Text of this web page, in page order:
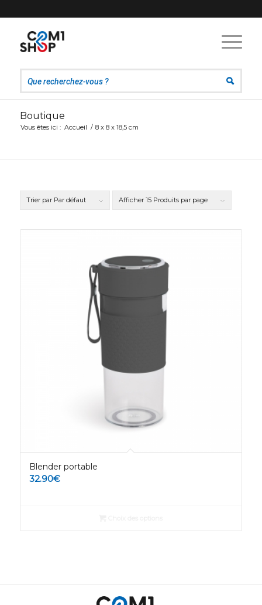
Boutique
Vous êtes ici : Accueil / 8 x 8 x 18,5 cm
Trier par Par défaut Afficher 15 Produits par page
Blender portable
32.90€